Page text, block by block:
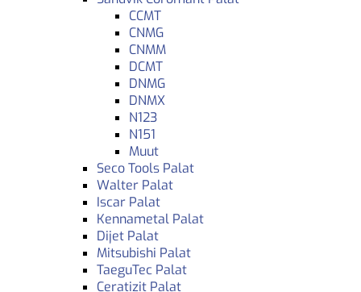
CCMT
CNMG
CNMM
DCMT
DNMG
DNMX
N123
N151
Muut
Seco Tools Palat
Walter Palat
Iscar Palat
Kennametal Palat
Dijet Palat
Mitsubishi Palat
TaeguTec Palat
Ceratizit Palat